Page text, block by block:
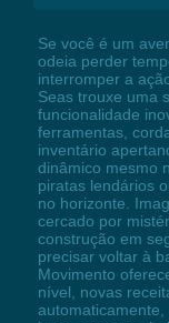
Se você é um
odeia perder
interromper a
Seas trouxe uma
funcionalidade
ferramentas,
inventário
dinâmico mesmo
piratas lendários
no horizonte.
cercado por
construção em
precisar voltar à
Movimento
nível, novas